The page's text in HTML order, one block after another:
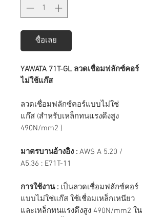
ซื้อเลย
YAWATA 71T-GL ลวดเชื่อมฟลักซ์คอร์
ไม่ใช้แก๊ส
ลวดเชื่อมฟลักซ์คอร์แบบไม่ใช่
แก๊ส (สำหรับเหล็กทนแรงดึงสูง
490N/mm2 )
มาตรบานอ้างอิง : AWS A 5.20 /
A5.36 : E71T-11
การใช้งาน : เป็นลวดเชื่อมฟลักซ์คอร์
แบบไม่ใช่แก๊ส ใช้เชื่อมเหล็กเหนียว
และเหล็กทนแรงดึงสูง 490N/mm2 ใน